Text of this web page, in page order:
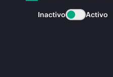
Inactivo Activo